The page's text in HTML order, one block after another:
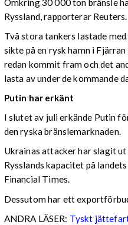
Omkring 30 000 ton bränsle
Ryssland, rapporterar Reuters.
Två stora tankers lastade
sikte på en rysk hamn i
redan kommit fram och det
lasta av under de kommande
Putin har erkänt
I slutet av juli erkände Putin
den ryska bränslemarknaden.
Ukrainas attacker har slagit
Rysslands kapacitet på
Financial Times.
Dessutom har ett
ANDRA LÄSER: Tyskt